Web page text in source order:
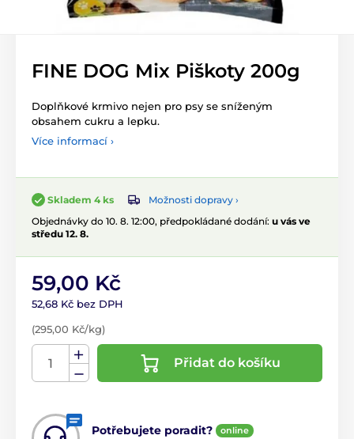
FINE DOG Mix Piškoty 200g
Doplňkové krmivo nejen pro psy se sníženým
obsahem cukru a lepku.
Více informací ›
Skladem 4 ks
Možnosti dopravy ›
Objednávky do 10. 8. 12:00, předpokládané dodání: u vás ve
středu 12. 8.
59,00 Kč
52,68 Kč bez DPH
(295,00 Kč/kg)
Přidat do košíku
Potřebujete poradit? online